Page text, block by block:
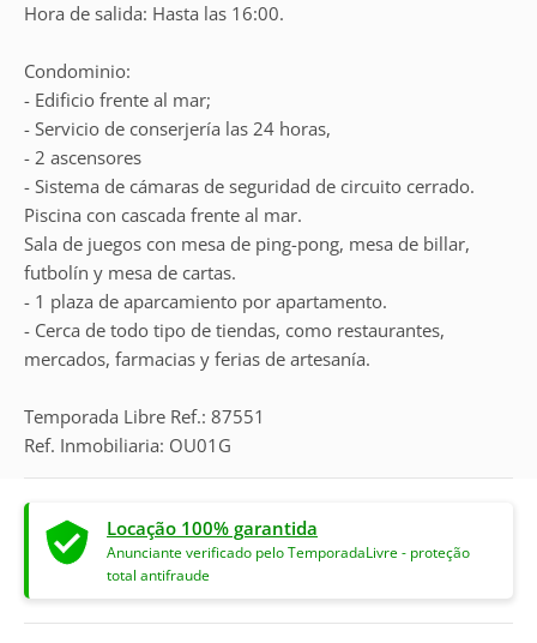
Hora de salida: Hasta las 16:00.
Condominio:
- Edificio frente al mar;
- Servicio de conserjería las 24 horas,
- 2 ascensores
- Sistema de cámaras de seguridad de circuito cerrado.
Piscina con cascada frente al mar.
Sala de juegos con mesa de ping-pong, mesa de billar,
futbolín y mesa de cartas.
- 1 plaza de aparcamiento por apartamento.
- Cerca de todo tipo de tiendas, como restaurantes,
mercados, farmacias y ferias de artesanía.
Temporada Libre Ref.: 87551
Ref. Inmobiliaria: OU01G
Locação 100% garantida
Anunciante verificado pelo TemporadaLivre - proteção
total antifraude